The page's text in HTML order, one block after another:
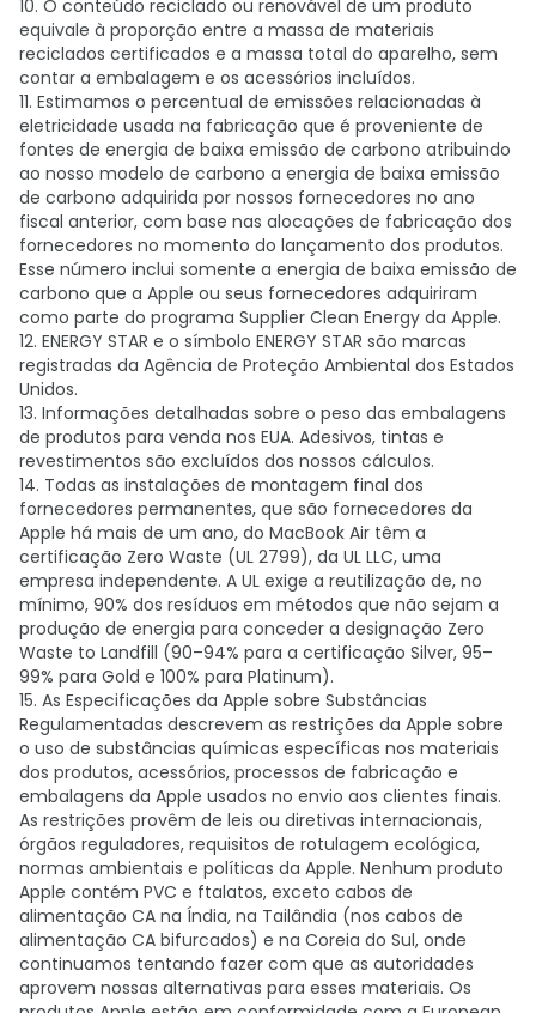
10. O conteúdo reciclado ou renovável de um produto
equivale à proporção entre a massa de materiais
reciclados certificados e a massa total do aparelho, sem
contar a embalagem e os acessórios incluídos.
11. Estimamos o percentual de emissões relacionadas à
eletricidade usada na fabricação que é proveniente de
fontes de energia de baixa emissão de carbono atribuindo
ao nosso modelo de carbono a energia de baixa emissão
de carbono adquirida por nossos fornecedores no ano
fiscal anterior, com base nas alocações de fabricação dos
fornecedores no momento do lançamento dos produtos.
Esse número inclui somente a energia de baixa emissão de
carbono que a Apple ou seus fornecedores adquiriram
como parte do programa Supplier Clean Energy da Apple.
12. ENERGY STAR e o símbolo ENERGY STAR são marcas
registradas da Agência de Proteção Ambiental dos Estados
Unidos.
13. Informações detalhadas sobre o peso das embalagens
de produtos para venda nos EUA. Adesivos, tintas e
revestimentos são excluídos dos nossos cálculos.
14. Todas as instalações de montagem final dos
fornecedores permanentes, que são fornecedores da
Apple há mais de um ano, do MacBook Air têm a
certificação Zero Waste (UL 2799), da UL LLC, uma
empresa independente. A UL exige a reutilização de, no
mínimo, 90% dos resíduos em métodos que não sejam a
produção de energia para conceder a designação Zero
Waste to Landfill (90–94% para a certificação Silver, 95–
99% para Gold e 100% para Platinum).
15. As Especificações da Apple sobre Substâncias
Regulamentadas descrevem as restrições da Apple sobre
o uso de substâncias químicas específicas nos materiais
dos produtos, acessórios, processos de fabricação e
embalagens da Apple usados no envio aos clientes finais.
As restrições provêm de leis ou diretivas internacionais,
órgãos reguladores, requisitos de rotulagem ecológica,
normas ambientais e políticas da Apple. Nenhum produto
Apple contém PVC e ftalatos, exceto cabos de
alimentação CA na Índia, na Tailândia (nos cabos de
alimentação CA bifurcados) e na Coreia do Sul, onde
continuamos tentando fazer com que as autoridades
aprovem nossas alternativas para esses materiais. Os